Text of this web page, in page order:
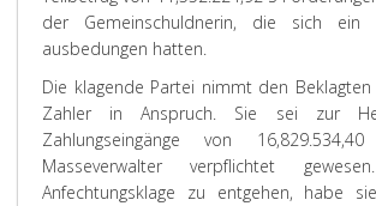
der Gemeinschuldnerin, die sich ein
ausbedungen hatten.
Die klagende Partei nimmt den
Zahler in Anspruch. Sie sei zur
Zahlungseingänge von
Masseverwalter verpflichtet
Anfechtungsklage zu entgehen, habe